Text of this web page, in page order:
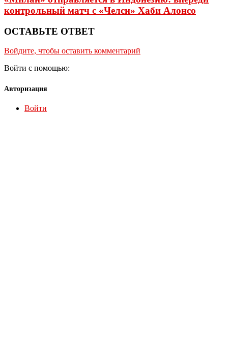
контрольный матч с «Челси» Хаби Алонсо
ОСТАВЬТЕ ОТВЕТ
Войдите, чтобы оставить комментарий
Войти с помощью:
Авторизация
Войти